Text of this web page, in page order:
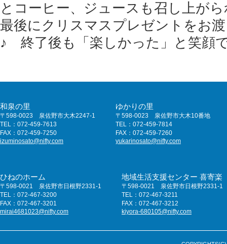
とコーヒー、ジュースも召し上が
最後にクリスマスプレゼントをお
♪ 終了後も「楽しかった」と笑顔
和泉の里
〒598-0023 泉佐野市大木2247-1
TEL：072-459-7613
FAX：072-459-7250
izuminosato@nifty.com
ゆかりの里
〒598-0023 泉佐野市大木10番地
TEL：072-459-7814
FAX：072-459-7260
yukarinosato@nifty.com
ひねのホーム
〒598-0021 泉佐野市日根野2331-1
TEL：072-467-3200
FAX：072-467-3201
mirai4681023@nifty.com
地域生活支援センター 喜寄楽
〒598-0021 泉佐野市日根野2331-1
TEL：072-467-3211
FAX：072-467-3212
kiyora-680105@nifty.com